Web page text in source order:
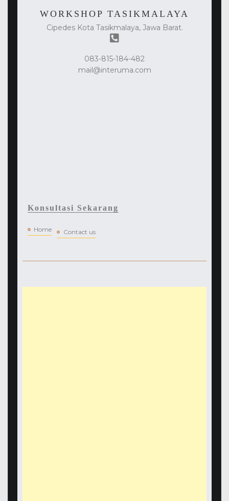
WORKSHOP TASIKMALAYA
Cipedes Kota Tasikmalaya, Jawa Barat.
083-815-184-482
mail@interuma.com
Konsultasi Sekarang
Home Contact us